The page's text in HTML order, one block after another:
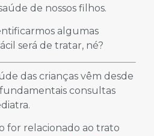
de nossos filhos.
algumas
será de tratar, né?
das crianças vêm desde
consultas
for relacionado ao trato